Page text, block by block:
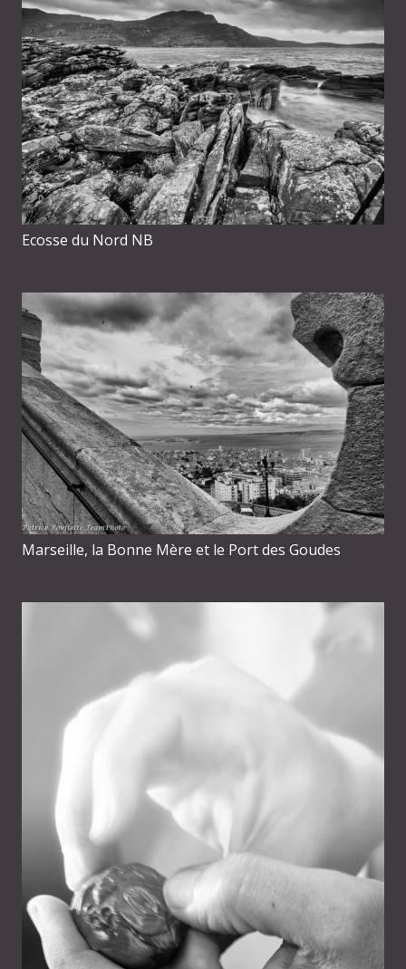
Ecosse du Nord NB
Marseille, la Bonne Mère et le Port des Goudes